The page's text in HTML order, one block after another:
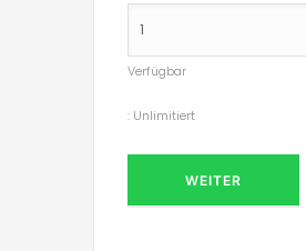
Verfügbar
: Unlimitiert
WEITER